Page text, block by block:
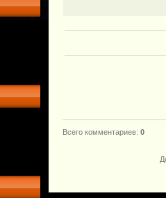
Всего комментариев: 0